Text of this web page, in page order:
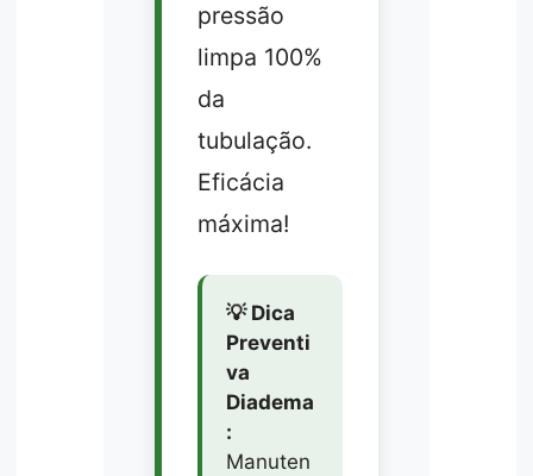
pressão
limpa 100%
da
tubulação.
Eficácia
máxima!
💡 Dica
Preventi
va
Diadema
:
Manuten